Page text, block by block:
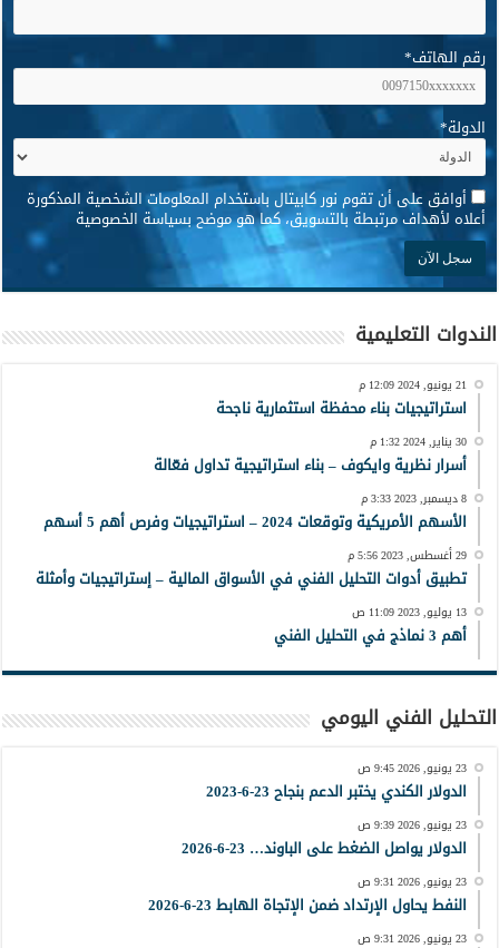
رقم الهاتف*
الدولة*
* أوافق على أن تقوم نور كابيتال باستخدام المعلومات الشخصية المذكورة
أعلاه لأهداف مرتبطة بالتسويق، كما هو موضح بسياسة الخصوصية
الندوات التعليمية
21 يونيو, 2024 12:09 م
استراتيجيات بناء محفظة استثمارية ناجحة
30 يناير, 2024 1:32 م
أسرار نظرية وايكوف – بناء استراتيجية تداول فعّالة
8 ديسمبر, 2023 3:33 م
الأسهم الأمريكية وتوقعات 2024 – استراتيجيات وفرص أهم 5 أسهم
29 أغسطس, 2023 5:56 م
تطبيق أدوات التحليل الفني في الأسواق المالية – إستراتيجيات وأمثلة
13 يوليو, 2023 11:09 ص
أهم 3 نماذج في التحليل الفني
التحليل الفني اليومي
23 يونيو, 2026 9:45 ص
الدولار الكندي يختبر الدعم بنجاح 23-6-2023
23 يونيو, 2026 9:39 ص
الدولار يواصل الضغط على الباوند… 23-6-2026
23 يونيو, 2026 9:31 ص
النفط يحاول الإرتداد ضمن الإتجاة الهابط 23-6-2026
23 يونيو, 2026 9:31 ص